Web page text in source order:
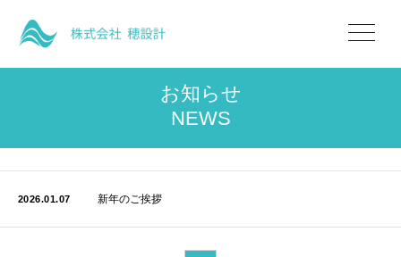
お知らせ
NEWS
2026.01.07 新年のご挨拶